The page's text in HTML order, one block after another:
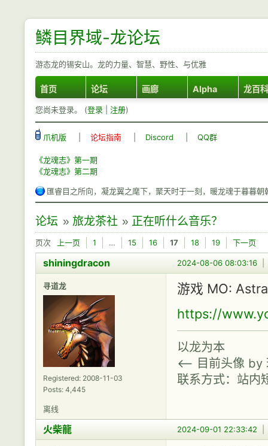
鳞目界域-龙论坛
游态龙的锡安山。龙的力量、智慧、野性、与优雅
首页 论坛 画廊 Alpha 龙百科
您尚未登录。 (登录 注册)
爪机版 论坛指南 Discord QQ群
《龙魂志》第一期
《龙魂志》第二期
匯睿目之所向，凝龙翼之麾下，聚天时于一刻，暖龙魂于暮暮朝
论坛 » 旅龙茶社 » 正在听什么音乐？
页次 上一页 1 … 15 16 17 18 19 下一页
2024-08-06 08:03:16
shiningdracon
寻道龙
Registered: 2008-11-03
Posts: 4,445
游戏 MO:
https://
以龙为本
<-- 目前头像 by
联系方式：站内
离线
2024-09-01 22:33:42
火柴龍